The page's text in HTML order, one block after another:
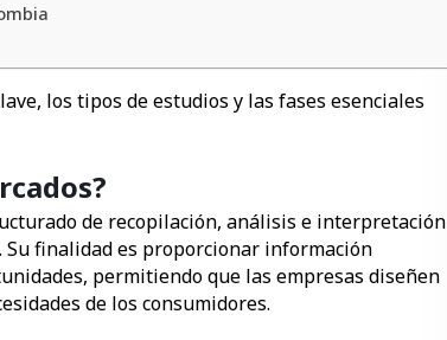
los tipos de estudios y las fases esenciales
de recopilación, análisis e interpretación
Su finalidad es proporcionar información
permitiendo que las empresas diseñen
de los consumidores.